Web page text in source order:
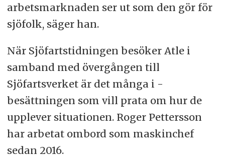
arbetsmarknaden ser ut som den gör för
sjöfolk, säger han.
När Sjöfartstidningen besöker Atle i
samband med övergången till
Sjöfartsverket är det många i -
besättningen som vill prata om hur de
upplever situationen. Roger Pettersson
har arbetat ombord som maskinchef
sedan 2016.